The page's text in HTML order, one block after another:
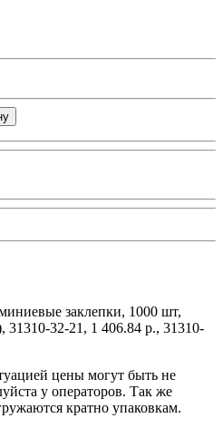
заклепки, 1000 шт,
31310-32-21, 1 406.84 р., 31310-
цены могут быть не
у операторов. Так же
кратно упаковкам.